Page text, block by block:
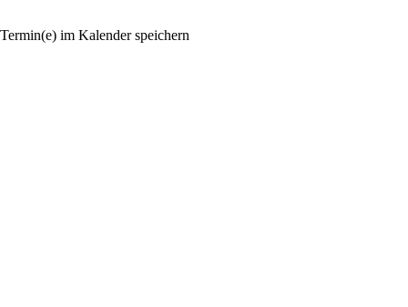
Termin(e) im Kalender speichern